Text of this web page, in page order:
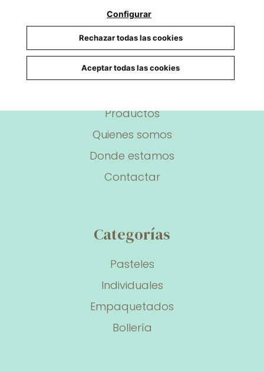
Secciones
Productos
Quienes somos
Donde estamos
Contactar
Categorías
Pasteles
Individuales
Empaquetados
Bollería
Configurar
Rechazar todas las cookies
Aceptar todas las cookies